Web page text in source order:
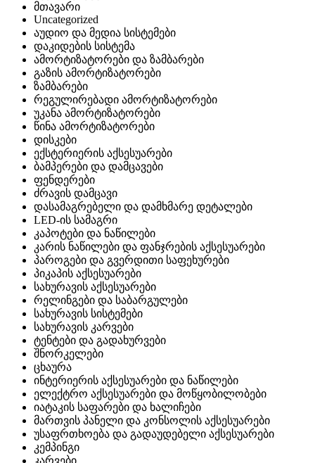
მთავარი
Uncategorized
აუდიო და მედია სისტემები
დაკიდების სისტემა
ამორტიზატორები და ზამბარები
გაზის ამორტიზატორები
ზამბარები
რეგულირებადი ამორტიზატორები
უკანა ამორტიზატორები
წინა ამორტიზატორები
დისკები
ექსტერიერის აქსესუარები
ბამპერები და დამცავები
ფენდერები
ძრავის დამცავი
დასამაგრებელი და დამხმარე დეტალები
LED-ის სამაგრი
კაპოტები და ნაწილები
კარის ნაწილები და ფანჯრების აქსესუარები
პაროგები და გვერდითი საფეხურები
პიკაპის აქსესუარები
სახურავის აქსესუარები
რელინგები და საბარგულები
სახურავის სისტემები
სახურავის კარვები
ტენტები და გადახურვები
შნორკელები
ცხაურა
ინტერიერის აქსესუარები და ნაწილები
ელექტრო აქსესუარები და მოწყობილობები
იატაკის საფარები და ხალიჩები
მართვის პანელი და კონსოლის აქსესუარები
უსაფრთხოება და გადაუდებელი აქსესუარები
კემპინგი
კარვები